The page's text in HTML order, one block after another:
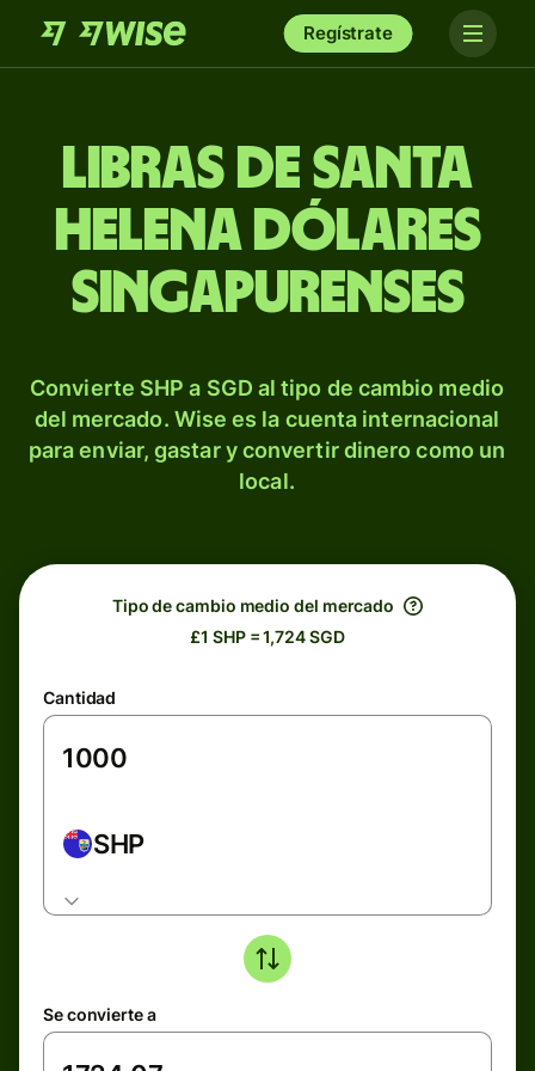
Regístrate
Libras de Santa
Helena dólares
singapurenses
Convierte SHP a SGD al tipo de cambio medio
del mercado. Wise es la cuenta internacional
para enviar, gastar y convertir dinero como un
local.
Tipo de cambio medio del mercado
£1 SHP = 1,724 SGD
Cantidad
SHP
Se convierte a